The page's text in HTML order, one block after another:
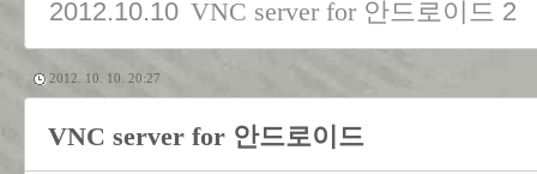
2012.10.10 VNC server for 안드로이드 2
2012. 10. 10. 20:27
VNC server for 안드로이드